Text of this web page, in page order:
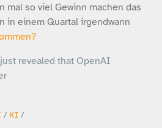
mal so viel Gewinn machen das
in einem Quartal irgendwann
revealed that OpenAI
/ KI /